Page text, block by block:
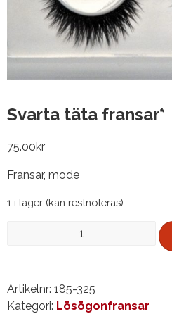
Svarta täta fransar*
75.00kr
Fransar, mode
1 i lager (kan restnoteras)
Artikelnr: 185-325
Kategori: Lösögonfransar